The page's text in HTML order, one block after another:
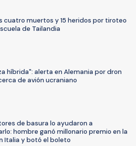
cuatro muertos y 15 heridos por tiroteo
de Tailandia
híbrida": alerta en Alemania por dron
de avión ucraniano
de basura lo ayudaron a
hombre ganó millonario premio en la
Italia y botó el boleto